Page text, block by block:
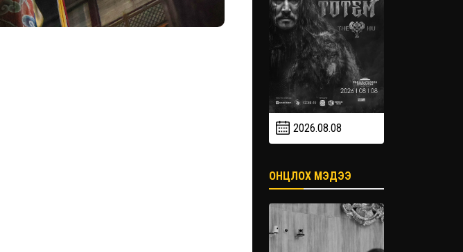
2026.08.08
ОНЦЛОХ МЭДЭЭ